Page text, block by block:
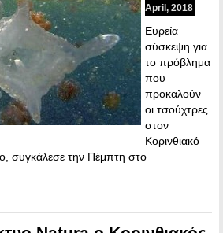
April, 2018
Ευρεία
σύσκεψη για
το πρόβλημα
που
προκαλούν
οι τσούχτρες
στον
Κορινθιακό
συγκάλεσε την Πέμπτη στο